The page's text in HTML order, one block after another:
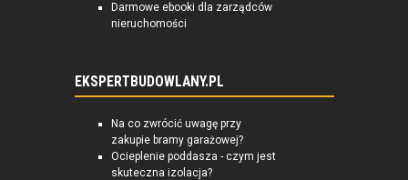
Darmowe ebooki dla zarządców
nieruchomości
EKSPERTBUDOWLANY.PL
Na co zwrócić uwagę przy
zakupie bramy garażowej?
Ocieplenie poddasza - czym jest
skuteczna izolacja?